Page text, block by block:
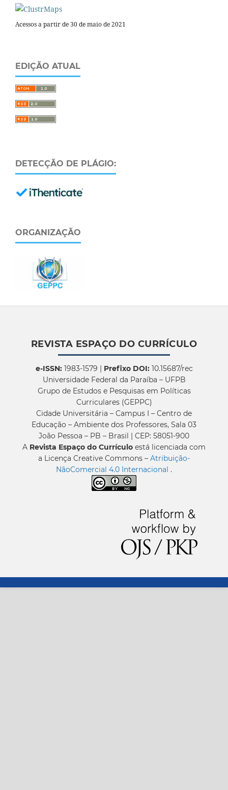
Acessos a partir de 30 de maio de 2021
EDIÇÃO ATUAL
DETECÇÃO DE PLÁGIO:
ORGANIZAÇÃO
REVISTA ESPAÇO DO CURRÍCULO
e-ISSN:1983-1579 | Prefixo DOI:10.15687/rec
Universidade Federal da Paraíba – UFPB
Grupo de Estudos e Pesquisas em Políticas
Curriculares (GEPPC)
Cidade Universitária – Campus I – Centro de
Educação – Ambiente dos Professores, Sala 03
João Pessoa – PB – Brasil | CEP: 58051-900
A Revista Espaço do Currículo está licenciada com
a Licença Creative Commons – Atribuição-
NãoComercial 4.0 Internacional .